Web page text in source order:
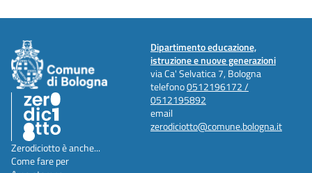
Dipartimento educazione,
istruzione e nuove generazioni
via Ca' Selvatica 7, Bologna
telefono0512196172 /
0512195892
email
zerodiciotto@comune.bologna.it
Zerodiciotto è anche...
Come fare per